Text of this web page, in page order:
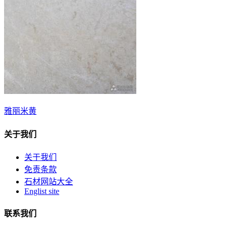
雅丽米黄
关于我们
关于我们
免责条款
石材网站大全
Englist site
联系我们